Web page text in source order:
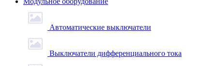
Автоматические выключатели
Выключатели дифференциального тока